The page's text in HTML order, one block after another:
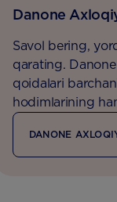
Danone
Savol bering,
qarating.
qoidalari
hodimlarining
chunki biz imkon
oziq-ovqat orqali
mustahkamlash
DANONE